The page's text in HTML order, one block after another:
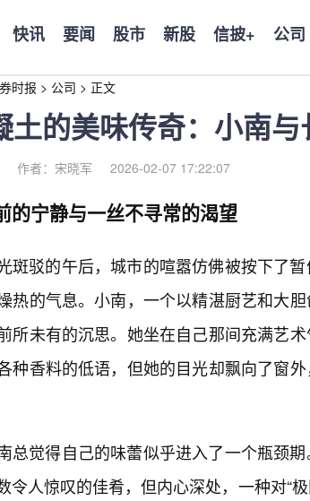
快讯 要闻 股市 新股 信披+ 公司
时报 > 公司 > 正文
土的美味传奇：小南
作者：宋晓军 2026-02-07 17:22:07
的宁静与一丝不寻常的渴望
斑驳的午后，城市的喧嚣仿佛被按下了
热的气息。小南，一个以精湛厨艺和大
所未有的沉思。她坐在自己那间充满艺
种香料的低语，但她的目光却飘向了窗
总觉得自己的味蕾似乎进入了一个瓶颈
令人惊叹的佳肴，但内心深处，一种对“